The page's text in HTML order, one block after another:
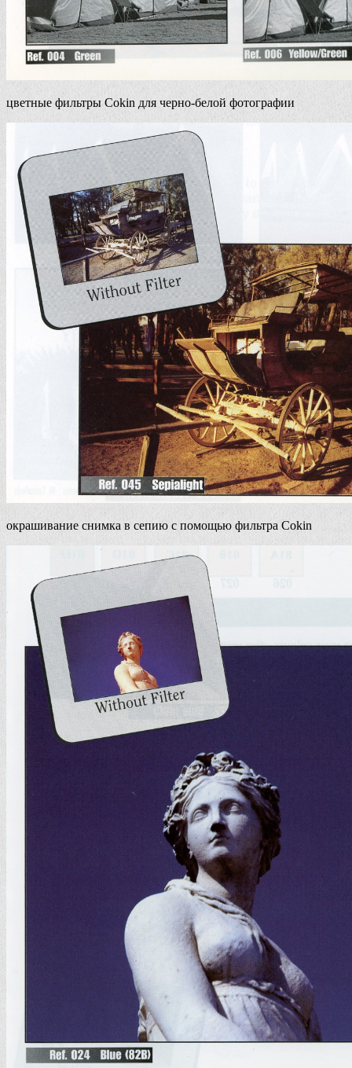
цветные фильтры Cokin для черно-белой фотографии
окрашивание снимка в сепию с помощью фильтра Cokin